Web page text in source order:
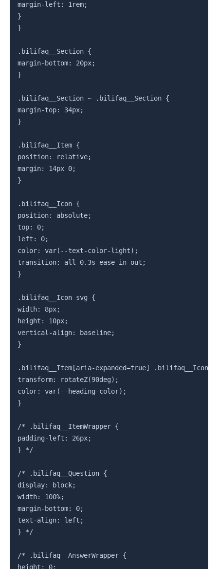
margin-left: 1rem;
}
}
.bilifaq__Section {
margin-bottom: 20px;
}
.bilifaq__Section ~ .bilifaq__Section {
margin-top: 34px;
}
.bilifaq__Item {
position: relative;
margin: 14px 0;
}
.bilifaq__Icon {
position: absolute;
top: 0;
left: 0;
color: var(--text-color-light);
transition: all 0.3s ease-in-out;
}
.bilifaq__Icon svg {
width: 8px;
height: 10px;
vertical-align: baseline;
}
.bilifaq__Item[aria-expanded=true] .bilifaq__Icon {
transform: rotateZ(90deg);
color: var(--heading-color);
}
/* .bilifaq__ItemWrapper {
padding-left: 26px;
} */
/* .bilifaq__Question {
display: block;
width: 100%;
margin-bottom: 0;
text-align: left;
} */
/* .bilifaq__AnswerWrapper {
height: 0;